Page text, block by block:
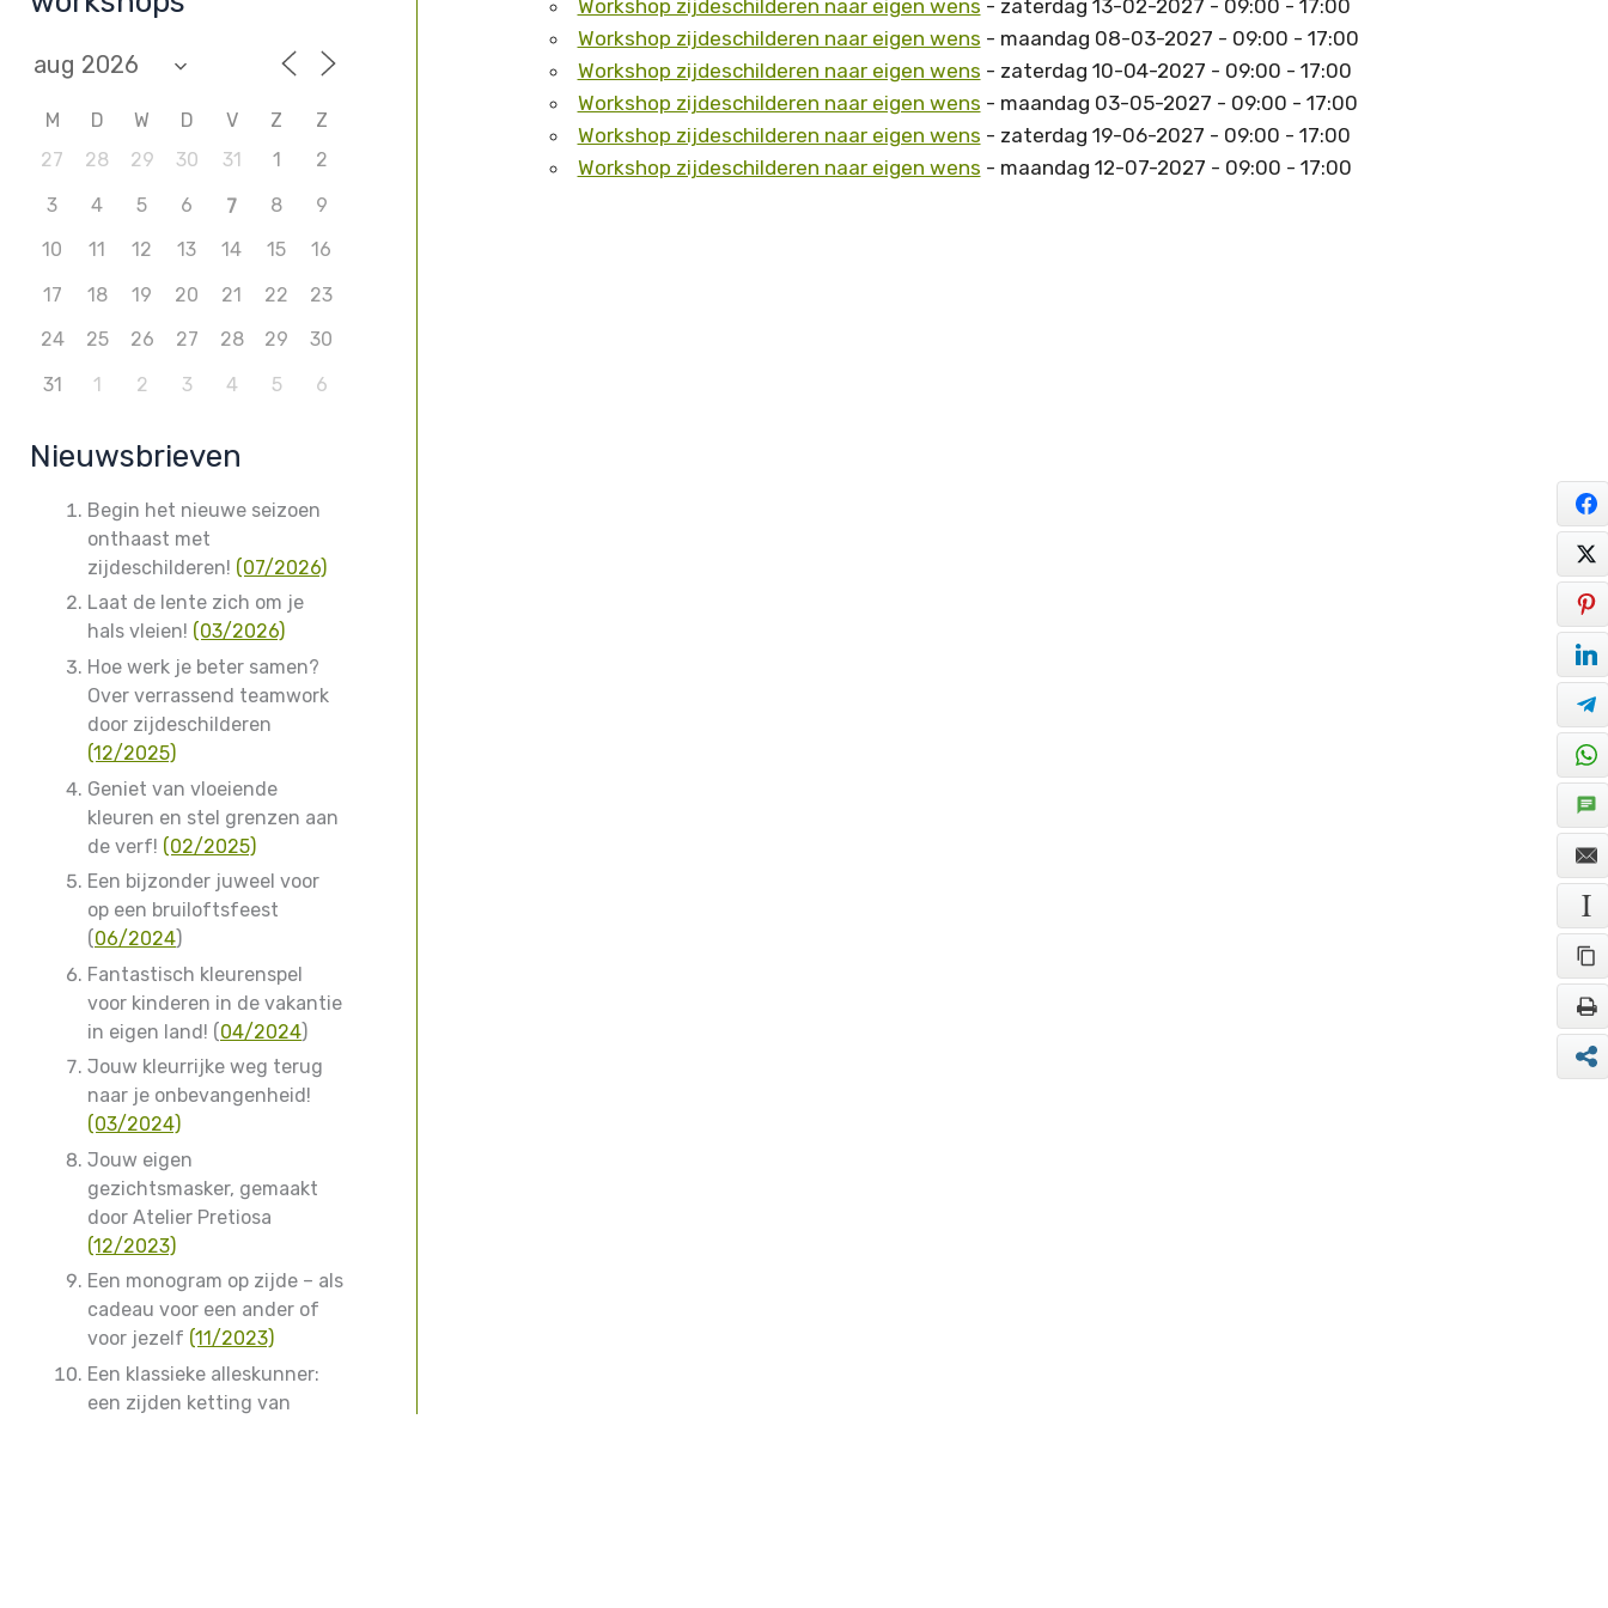
M D W D V Z
Z
27
28 29 30 31 1
2
3
4 5 6 7 8
9
10
11 12 13 14 15
16
17
18 19 20 21 22
23
24
25 26 27 28 29
30
31
1 2 3 4 5 6
Nieuwsbrieven
Begin het nieuwe seizoen
onthaast met
zijdeschilderen! (07/2026)
Laat de lente zich om je
hals vleien! (03/2026)
Hoe werk je beter samen?
Over verrassend teamwork
door zijdeschilderen
(12/2025)
Geniet van vloeiende
kleuren en stel grenzen aan
de verf! (02/2025)
Een bijzonder juweel voor
op een bruiloftsfeest
(06/2024)
Fantastisch kleurenspel
voor kinderen in de vakantie
in eigen land! (04/2024)
Jouw kleurrijke weg terug
naar je onbevangenheid!
(03/2024)
Jouw eigen
gezichtsmasker, gemaakt
door Atelier Pretiosa
(12/2023)
Een monogram op zijde – als
cadeau voor een ander of
voor jezelf (11/2023)
Een klassieke alleskunner:
een zijden ketting van
Workshop zijdeschilderen naar eigen wens - zaterdag 13-02-2027 - 09:00 - 17:00
Workshop zijdeschilderen naar eigen wens - maandag 08-03-2027 - 09:00 - 17:00
Workshop zijdeschilderen naar eigen wens - zaterdag 10-04-2027 - 09:00 - 17:00
Workshop zijdeschilderen naar eigen wens - maandag 03-05-2027 - 09:00 - 17:00
Workshop zijdeschilderen naar eigen wens - zaterdag 19-06-2027 - 09:00 - 17:00
Workshop zijdeschilderen naar eigen wens - maandag 12-07-2027 - 09:00 - 17:00